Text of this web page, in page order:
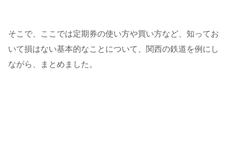
そこで、ここでは定期券の使い方や買い方など、知ってお
いて損はない基本的なことについて、関西の鉄道を例にし
ながら、まとめました。